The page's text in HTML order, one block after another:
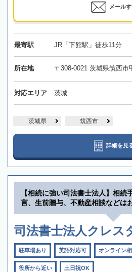
メール
最寄駅 JR「下館駅」徒歩11分
所在地 〒308-0021 茨城県筑西市
対応エリア 茨城
茨城県 筑西市
詳細を見
【相続に強い司法書士法人】相続
言、生前贈与、不動産相談などは
司法書士法人クレス
駐車場あり 英語対応可 オンライン
役所から近い 土日祝OK